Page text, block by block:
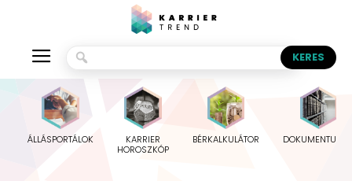
ÁLLÁSPORTÁLOK
KARRIER
HOROSZKÓP
BÉRKALKULÁTOR